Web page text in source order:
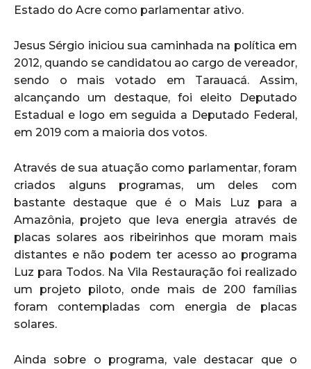
Estado do Acre como parlamentar ativo.
Jesus Sérgio iniciou sua caminhada na política em
2012, quando se candidatou ao cargo de vereador,
sendo o mais votado em Tarauacá. Assim,
alcançando um destaque, foi eleito Deputado
Estadual e logo em seguida a Deputado Federal,
em 2019 com a maioria dos votos.
Através de sua atuação como parlamentar, foram
criados alguns programas, um deles com
bastante destaque que é o Mais Luz para a
Amazônia, projeto que leva energia através de
placas solares aos ribeirinhos que moram mais
distantes e não podem ter acesso ao programa
Luz para Todos. Na Vila Restauração foi realizado
um projeto piloto, onde mais de 200 famílias
foram contempladas com energia de placas
solares.
Ainda sobre o programa, vale destacar que o